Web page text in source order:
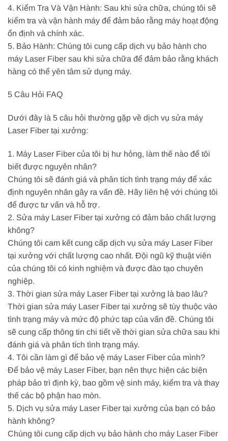
4. Kiểm Tra Và Vận Hành: Sau khi sửa chữa, chúng tôi sẽ
kiểm tra và vận hành máy để đảm bảo rằng máy hoạt động
ổn định và chính xác.
5. Bảo Hành: Chúng tôi cung cấp dịch vụ bảo hành cho
máy Laser Fiber sau khi sửa chữa để đảm bảo rằng khách
hàng có thể yên tâm sử dụng máy.
5 Câu Hỏi FAQ
Dưới đây là 5 câu hỏi thường gặp về dịch vụ sửa máy
Laser Fiber tại xưởng:
1. Máy Laser Fiber của tôi bị hư hỏng, làm thế nào để tôi
biết được nguyên nhân?
Chúng tôi sẽ đánh giá và phân tích tình trạng máy để xác
định nguyên nhân gây ra vấn đề. Hãy liên hệ với chúng tôi
để được tư vấn và hỗ trợ.
2. Sửa máy Laser Fiber tại xưởng có đảm bảo chất lượng
không?
Chúng tôi cam kết cung cấp dịch vụ sửa máy Laser Fiber
tại xưởng với chất lượng cao nhất. Đội ngũ kỹ thuật viên
của chúng tôi có kinh nghiệm và được đào tạo chuyên
nghiệp.
3. Thời gian sửa máy Laser Fiber tại xưởng là bao lâu?
Thời gian sửa máy Laser Fiber tại xưởng sẽ tùy thuộc vào
tình trạng máy và mức độ phức tạp của vấn đề. Chúng tôi
sẽ cung cấp thông tin chi tiết về thời gian sửa chữa sau khi
đánh giá và phân tích tình trạng máy.
4. Tôi cần làm gì để bảo vệ máy Laser Fiber của mình?
Để bảo vệ máy Laser Fiber, bạn nên thực hiện các biện
pháp bảo trì định kỳ, bao gồm vệ sinh máy, kiểm tra và thay
thế các bộ phận hao mòn.
5. Dịch vụ sửa máy Laser Fiber tại xưởng của bạn có bảo
hành không?
Chúng tôi cung cấp dịch vụ bảo hành cho máy Laser Fiber